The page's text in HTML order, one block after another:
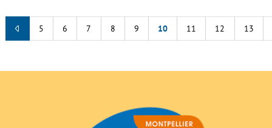
5 6 7 8 9 10 11 12 13